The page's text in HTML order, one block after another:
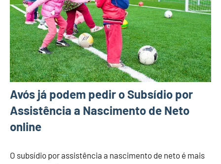
Avós já podem pedir o Subsídio por
Assistência a Nascimento de Neto
online
O subsídio por assistência a nascimento de neto é mais